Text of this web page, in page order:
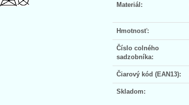
Materiál:
Hmotnosť:
Číslo colného
sadzobníka:
Čiarový kód (EAN13):
Skladom: